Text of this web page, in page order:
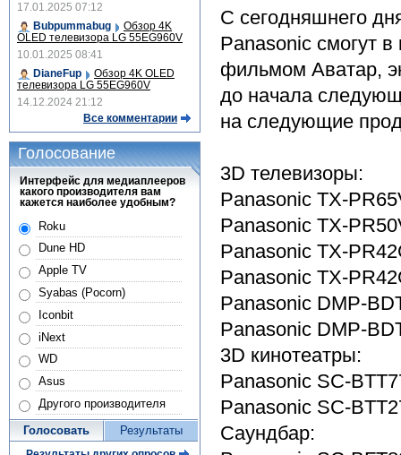
C сегодняшнего
Panasonic смогут
фильмом Аватар,
до начала
на следующие
3D телевизоры:
Panasonic TX-
Panasonic TX-
Panasonic TX-
Panasonic TX-
Panasonic DMP-
Panasonic DMP-
3D кинотеатры:
Panasonic SC-
Panasonic SC-
Саундбар:
17.01.2025 07:12
Bubpummabug
Обзор 4K
OLED телевизора LG 55EG960V
10.01.2025 08:41
DianeFup
Обзор 4K OLED
телевизора LG 55EG960V
14.12.2024 21:12
Все комментарии
Голосование
Интерфейс для медиаплееров
какого производителя вам
кажется наиболее удобным?
Roku
Dune HD
Apple TV
Syabas (Pocorn)
Iconbit
iNext
WD
Asus
Другого производителя
Голосовать Результаты